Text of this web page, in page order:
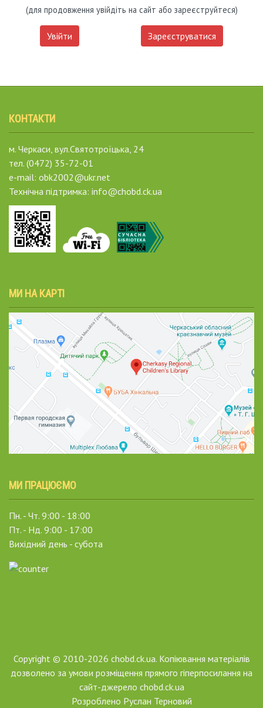
(для продовження увійдіть на сайт або зареєструйтеся)
Увійти Зареєструватися
КОНТАКТИ
м. Черкаси, вул.Святотроїцька, 24
тел. (0472) 35-72-01
e-mail: obk2002@ukr.net
Технічна підтримка: info@chobd.ck.ua
МИ НА КАРТІ
МИ ПРАЦЮЄМО
Пн. - Чт. 9:00 - 18:00
Пт. - Нд. 9:00 - 17:00
Вихідний день - субота
Copyright © 2010-2026 chobd.ck.ua. Копіювання матеріалів
дозволено за умови розміщення прямого гіперпосилання на
сайт-джерело chobd.ck.ua
Розроблено Руслан Терновий